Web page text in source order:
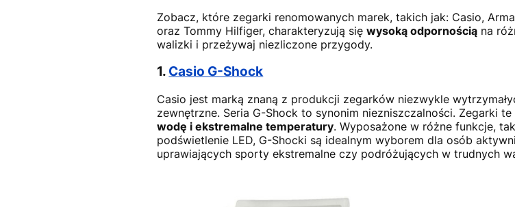
Zobacz, które zegarki renomowanych marek, takich jak: Casio,
oraz Tommy Hilfiger, charakteryzują sięwysoką odpornością na
walizki i przeżywaj niezliczone przygody.
1. Casio G-Shock
Casio jest marką znaną z produkcji zegarków niezwykle
zewnętrzne. Seria G-Shock to synonim niezniszczalności. Zegarki
wodę i ekstremalne temperatury. Wyposażone w różne funkcje,
podświetlenie LED, G-Shocki są idealnym wyborem dla osób
uprawiających sporty ekstremalne czy podróżujących w trudnych